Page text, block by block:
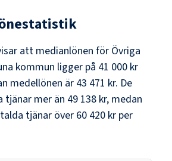
att medianlönen förÖvriga
kommun ligger på 41 000 kr
medellönen är 43 471 kr. De
tjänar mer än 49 138 kr, medan
tjänar över 60 420 kr per